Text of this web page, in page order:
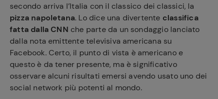
secondo arriva l’Italia con il classico dei classici, la
pizza napoletana. Lo dice una divertente classifica
fatta dalla CNN che parte da un sondaggio lanciato
dalla nota emittente televisiva americana su
Facebook. Certo, il punto di vista è americano e
questo è da tener presente, ma è significativo
osservare alcuni risultati emersi avendo usato uno dei
social network più potenti al mondo.